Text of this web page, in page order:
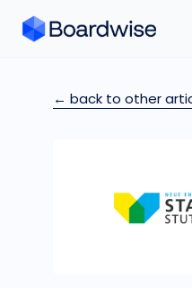
← back to other